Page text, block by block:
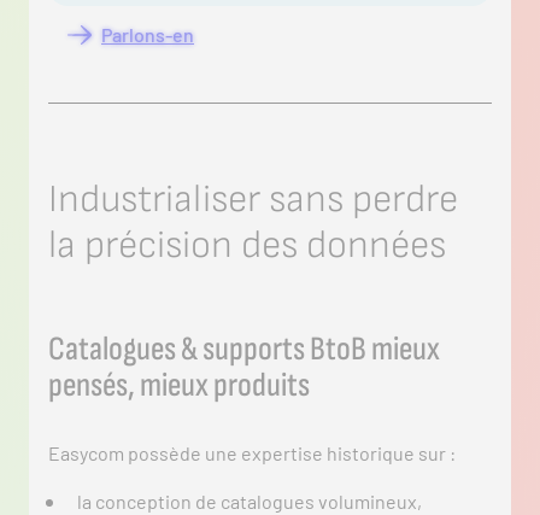
Parlons-en
Industrialiser sans perdre
la précision des données
Catalogues & supports BtoB mieux
pensés, mieux produits
Easycom possède une expertise historique sur :
la conception de catalogues volumineux,